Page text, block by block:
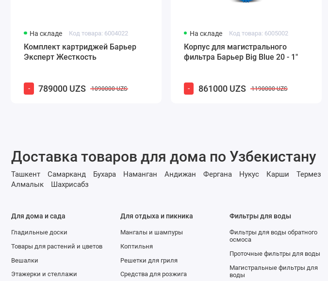
На складе Код товара: 6004022
Комплект картриджей Барьер
Эксперт Жесткость
- 789000 UZS 1090000 UZS
На складе Код товара: 6005002
Корпус для магистрального
фильтра Барьер Big Blue 20 - 1"
- 861000 UZS 1190000 UZS
Доставка товаров для дома по Узбекистану
Ташкент Самарканд Бухара Наманган Андижан Фергана Нукус Карши Термез
Алмалык
Шахрисабз
Для дома и сада
Гладильные доски
Товары для растений и цветов
Вешалки
Этажерки и стеллажи
Для отдыха и пикника
Мангалы и шампуры
Коптильня
Решетки для гриля
Средства для розжига
Фильтры для воды
Фильтры для воды обратного
осмоса
Проточные фильтры для воды
Магистральные фильтры для
воды